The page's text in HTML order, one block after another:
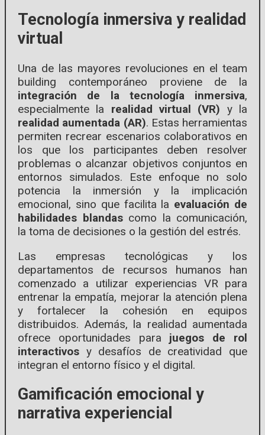
Tecnología inmersiva y realidad
virtual
Una de las mayores revoluciones en el team
building contemporáneo proviene de la
integración de la tecnología inmersiva,
especialmente la realidad virtual (VR) y la
realidad aumentada (AR). Estas herramientas
permiten recrear escenarios colaborativos en
los que los participantes deben resolver
problemas o alcanzar objetivos conjuntos en
entornos simulados. Este enfoque no solo
potencia la inmersión y la implicación
emocional, sino que facilita la evaluación de
habilidades blandascomo la comunicación,
la toma de decisiones o la gestión del estrés.
Las empresas tecnológicas y los
departamentos de recursos humanos han
comenzado a utilizar experiencias VR para
entrenar la empatía, mejorar la atención plena
y fortalecer la cohesión en equipos
distribuidos. Además, la realidad aumentada
ofrece oportunidades para juegos de rol
interactivos y desafíos de creatividad que
integran el entorno físico y el digital.
Gamificación emocional y
narrativa experiencial